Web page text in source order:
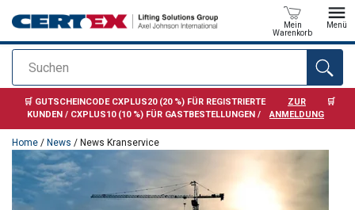
Suchen
Mein
Warenkorb
Menü
Anfragen
🛒 GUTSCHEINCODE CXPLUS20 (20 %) FÜR REGISTRIERTE
KUNDEN / CXPLUS10 (10 %) FÜR GASTBESTELLUNGEN /
ZUR
ANMELDUNG
🛒
Home / News / News Kranservice